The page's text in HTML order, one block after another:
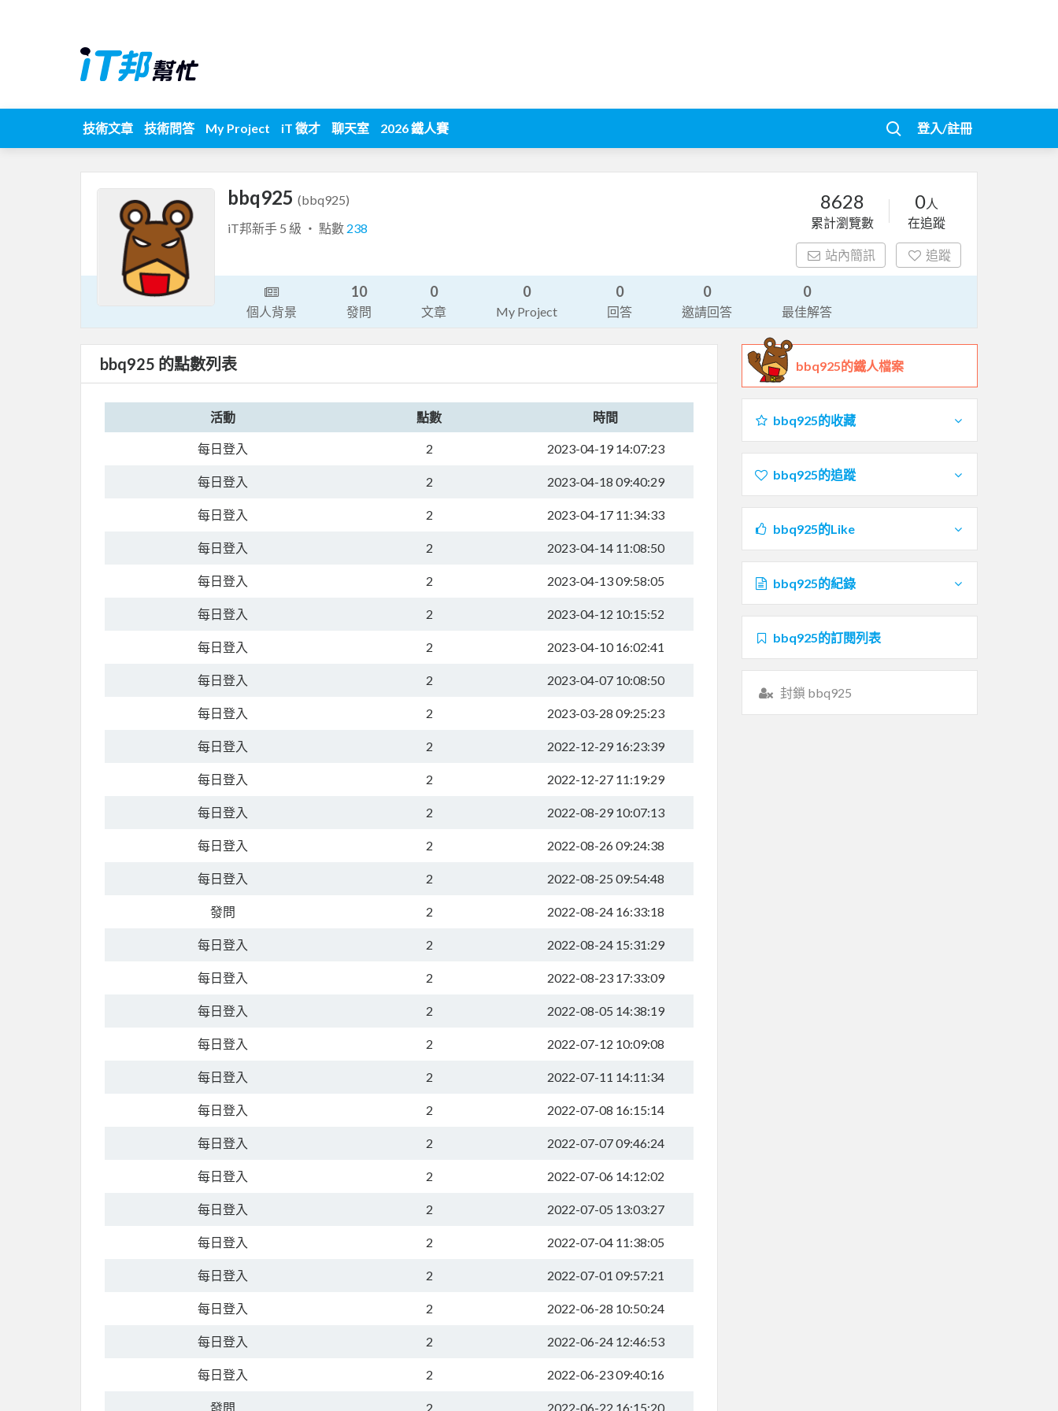
技術文章 技術問答 My Project iT 徵才 聊天室 2026 鐵人賽 登入/註冊
bbq925 (bbq925)
iT邦新手 5 級 ‧ 點數 238
8628
累計瀏覽數
0人
在追蹤
站內簡訊 追蹤
個人背景
10
發問
0
文章
0
My Project
0
回答
0
邀請回答
0
最佳解答
bbq925 的點數列表
活動 點數 時間
每日登入 2 2023-04-19 14:07:23
每日登入 2 2023-04-18 09:40:29
每日登入 2 2023-04-17 11:34:33
每日登入 2 2023-04-14 11:08:50
每日登入 2 2023-04-13 09:58:05
每日登入 2 2023-04-12 10:15:52
每日登入 2 2023-04-10 16:02:41
每日登入 2 2023-04-07 10:08:50
每日登入 2 2023-03-28 09:25:23
每日登入 2 2022-12-29 16:23:39
每日登入 2 2022-12-27 11:19:29
每日登入 2 2022-08-29 10:07:13
每日登入 2 2022-08-26 09:24:38
每日登入 2 2022-08-25 09:54:48
發問 2 2022-08-24 16:33:18
每日登入 2 2022-08-24 15:31:29
每日登入 2 2022-08-23 17:33:09
每日登入 2 2022-08-05 14:38:19
每日登入 2 2022-07-12 10:09:08
每日登入 2 2022-07-11 14:11:34
每日登入 2 2022-07-08 16:15:14
每日登入 2 2022-07-07 09:46:24
每日登入 2 2022-07-06 14:12:02
每日登入 2 2022-07-05 13:03:27
每日登入 2 2022-07-04 11:38:05
每日登入 2 2022-07-01 09:57:21
每日登入 2 2022-06-28 10:50:24
每日登入 2 2022-06-24 12:46:53
每日登入 2 2022-06-23 09:40:16
發問 2 2022-06-22 16:15:20
bbq925的鐵人檔案
bbq925的收藏
bbq925的追蹤
bbq925的Like
bbq925的紀錄
bbq925的訂閱列表
封鎖 bbq925